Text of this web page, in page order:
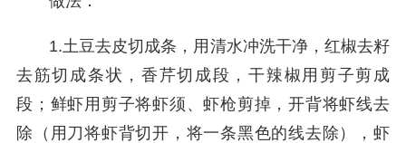
1.土豆去皮切成条，用清水冲洗干净，红椒去籽
去筋切成条状，香芹切成段，干辣椒用剪子剪成
段；鲜虾用剪子将虾须、虾枪剪掉，开背将虾线去
除（用刀将虾背切开，将一条黑色的线去除），虾